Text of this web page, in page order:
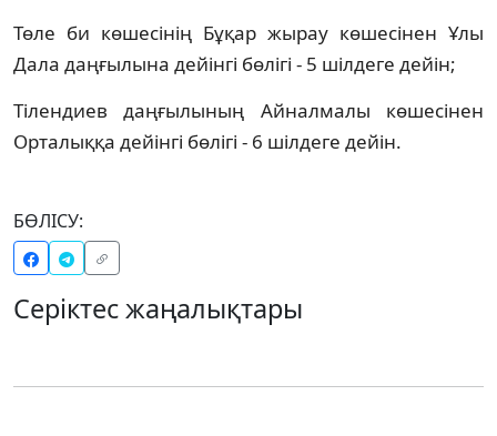
Төле би көшесінің Бұқар жырау көшесінен Ұлы
Дала даңғылына дейінгі бөлігі - 5 шілдеге дейін;
Тілендиев даңғылының Айналмалы көшесінен
Орталыққа дейінгі бөлігі - 6 шілдеге дейін.
БӨЛІСУ:
Серіктес жаңалықтары